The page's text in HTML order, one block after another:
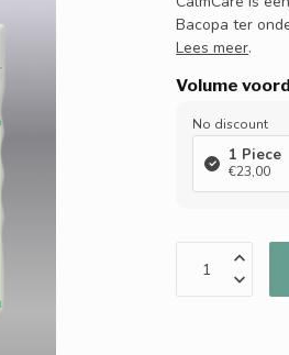
Bacopa ter
Lees meer.
Volume
No discount
1 Piece
€23,00